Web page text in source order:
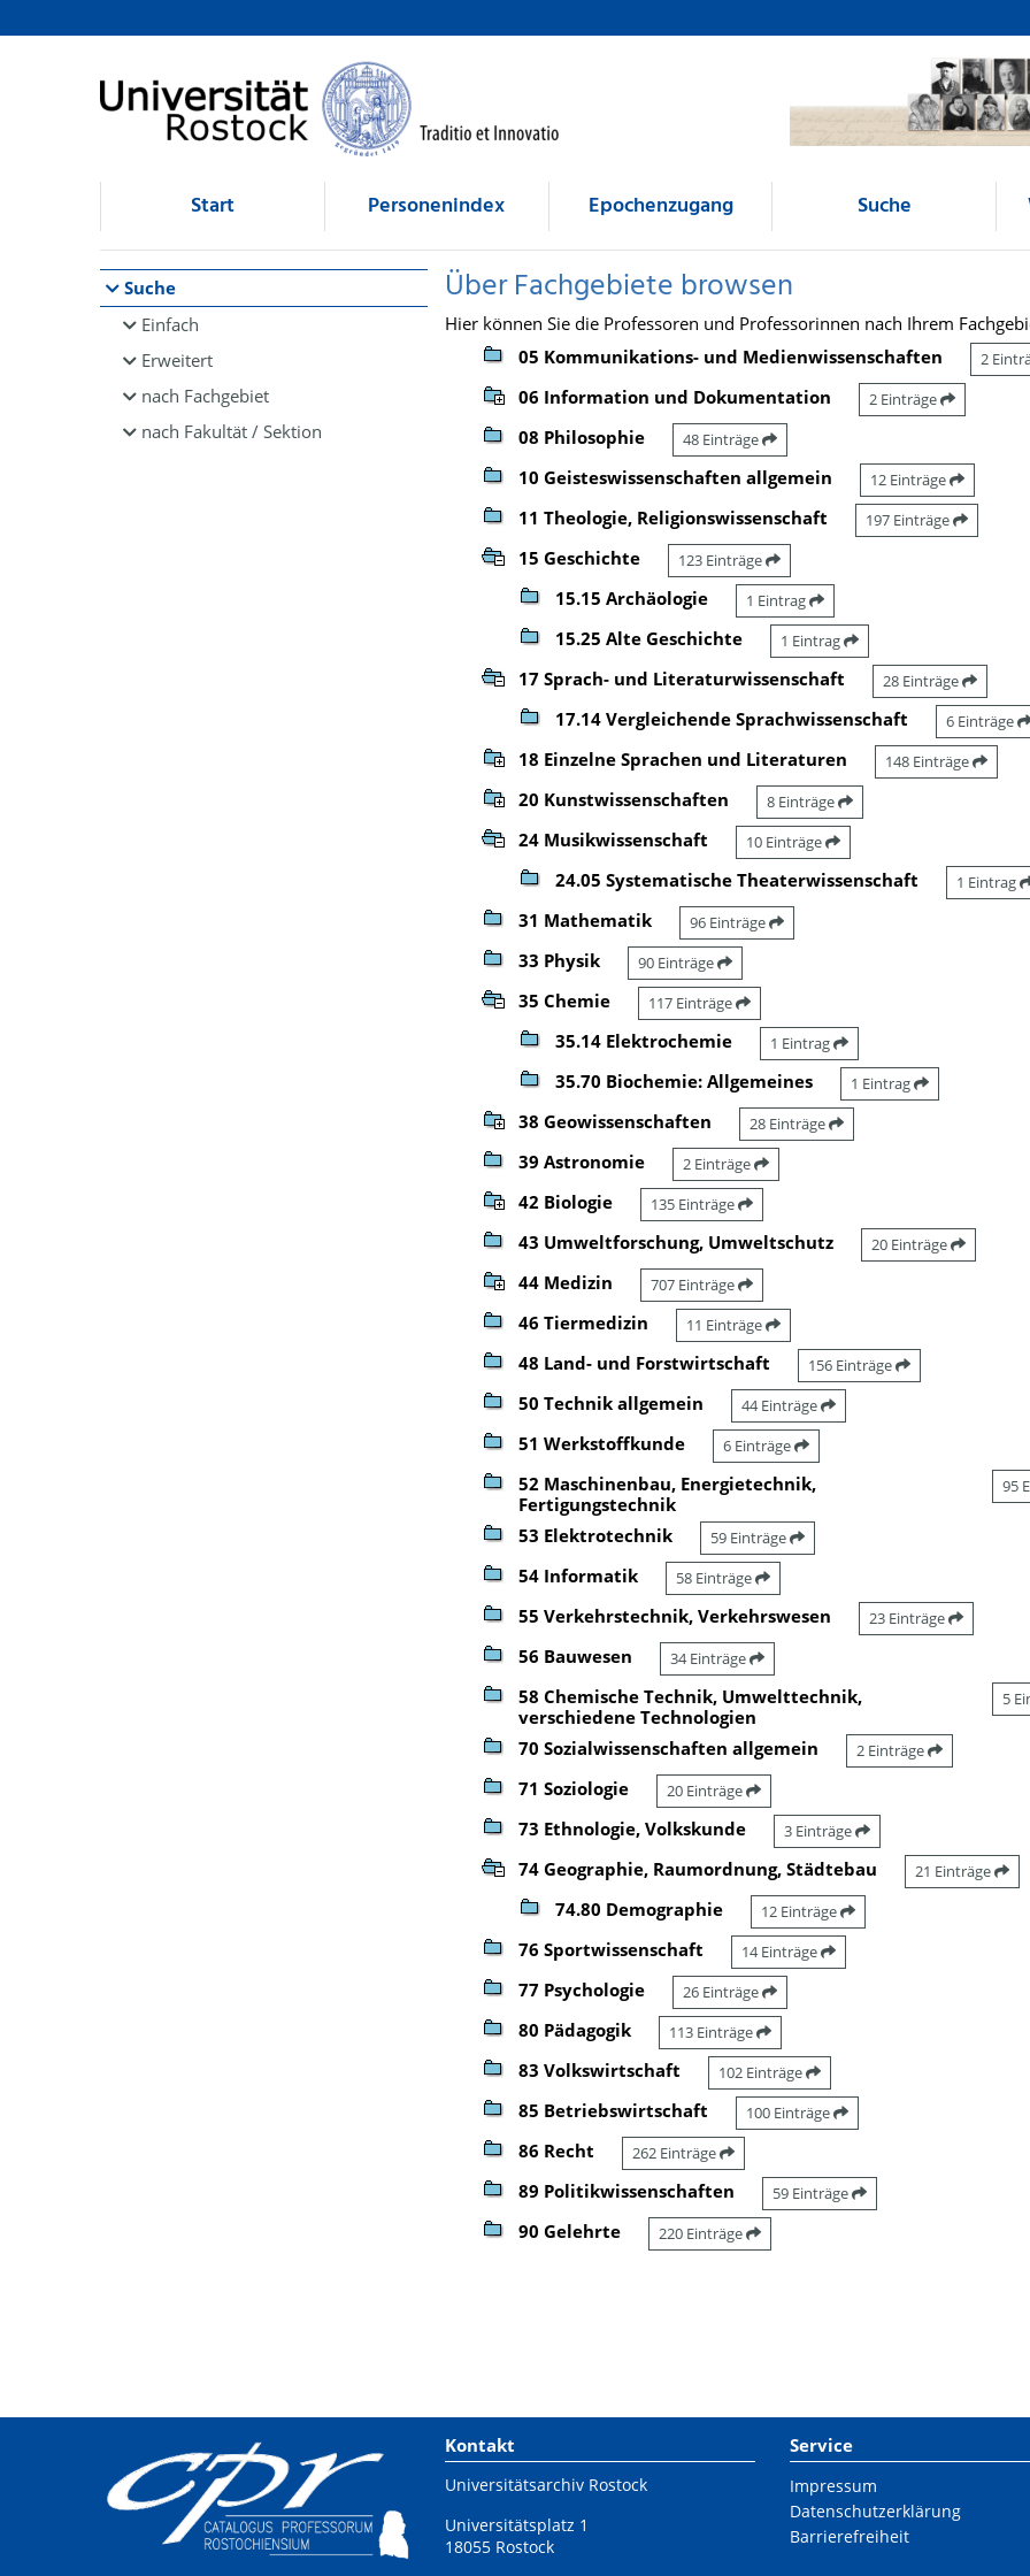
Browsen
direkt zum Inhalt
Start Personenindex Epochenzugang Suche
Suche
Einfach
Erweitert
nach Fachgebiet
nach Fakultät / Sektion
Über Fachgebiete browsen
Hier können Sie die Professoren und Professorinnen nach Ihrem
05 Kommunikations- und Medienwissenschaften
2
06 Information und Dokumentation 2 Einträge
08 Philosophie 48 Einträge
10 Geisteswissenschaften allgemein 12 Einträge
11 Theologie, Religionswissenschaft 197 Einträge
15 Geschichte 123 Einträge
15.15 Archäologie 1 Eintrag
15.25 Alte Geschichte 1 Eintrag
17 Sprach- und Literaturwissenschaft 28 Einträge
17.14 Vergleichende Sprachwissenschaft 6 Einträge
18 Einzelne Sprachen und Literaturen 148 Einträge
20 Kunstwissenschaften 8 Einträge
24 Musikwissenschaft 10 Einträge
24.05 Systematische Theaterwissenschaft 1 Eintrag
31 Mathematik 96 Einträge
33 Physik 90 Einträge
35 Chemie 117 Einträge
35.14 Elektrochemie 1 Eintrag
35.70 Biochemie: Allgemeines 1 Eintrag
38 Geowissenschaften 28 Einträge
39 Astronomie 2 Einträge
42 Biologie 135 Einträge
43 Umweltforschung, Umweltschutz 20 Einträge
44 Medizin 707 Einträge
46 Tiermedizin 11 Einträge
48 Land- und Forstwirtschaft 156 Einträge
50 Technik allgemein 44 Einträge
51 Werkstoffkunde 6 Einträge
52 Maschinenbau, Energietechnik,
Fertigungstechnik
95
53 Elektrotechnik 59 Einträge
54 Informatik 58 Einträge
55 Verkehrstechnik, Verkehrswesen 23 Einträge
56 Bauwesen 34 Einträge
58 Chemische Technik, Umwelttechnik,
verschiedene Technologien
5
70 Sozialwissenschaften allgemein 2 Einträge
71 Soziologie 20 Einträge
73 Ethnologie, Volkskunde 3 Einträge
74 Geographie, Raumordnung, Städtebau 21 Einträge
74.80 Demographie 12 Einträge
76 Sportwissenschaft 14 Einträge
77 Psychologie 26 Einträge
80 Pädagogik 113 Einträge
83 Volkswirtschaft 102 Einträge
85 Betriebswirtschaft 100 Einträge
86 Recht 262 Einträge
89 Politikwissenschaften 59 Einträge
90 Gelehrte 220 Einträge
Kontakt
Universitätsarchiv Rostock
Universitätsplatz 1
18055 Rostock
Service
Impressum
Datenschutzerklärung
Barrierefreiheit